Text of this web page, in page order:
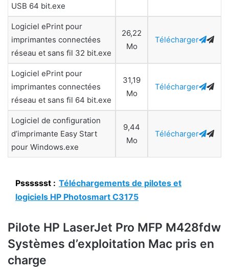
USB 64 bit.exe
Logiciel ePrint pour
imprimantes connectées
réseau et sans fil 32 bit.exe
26,22
Mo
Télécharger
Logiciel ePrint pour
imprimantes connectées
réseau et sans fil 64 bit.exe
31,19
Mo
Télécharger
Logiciel de configuration
d’imprimante Easy Start
pour Windows.exe
9,44
Mo
Télécharger
Psssssst : Téléchargements de pilotes et
logiciels HP Photosmart C3175
Pilote HP LaserJet Pro MFP M428fdw
Systèmes d’exploitation Mac pris en
charge